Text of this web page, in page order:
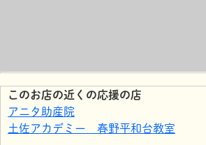
このお店の近くの応援の店
アニタ助産院
土佐アカデミー 春野平和台教室